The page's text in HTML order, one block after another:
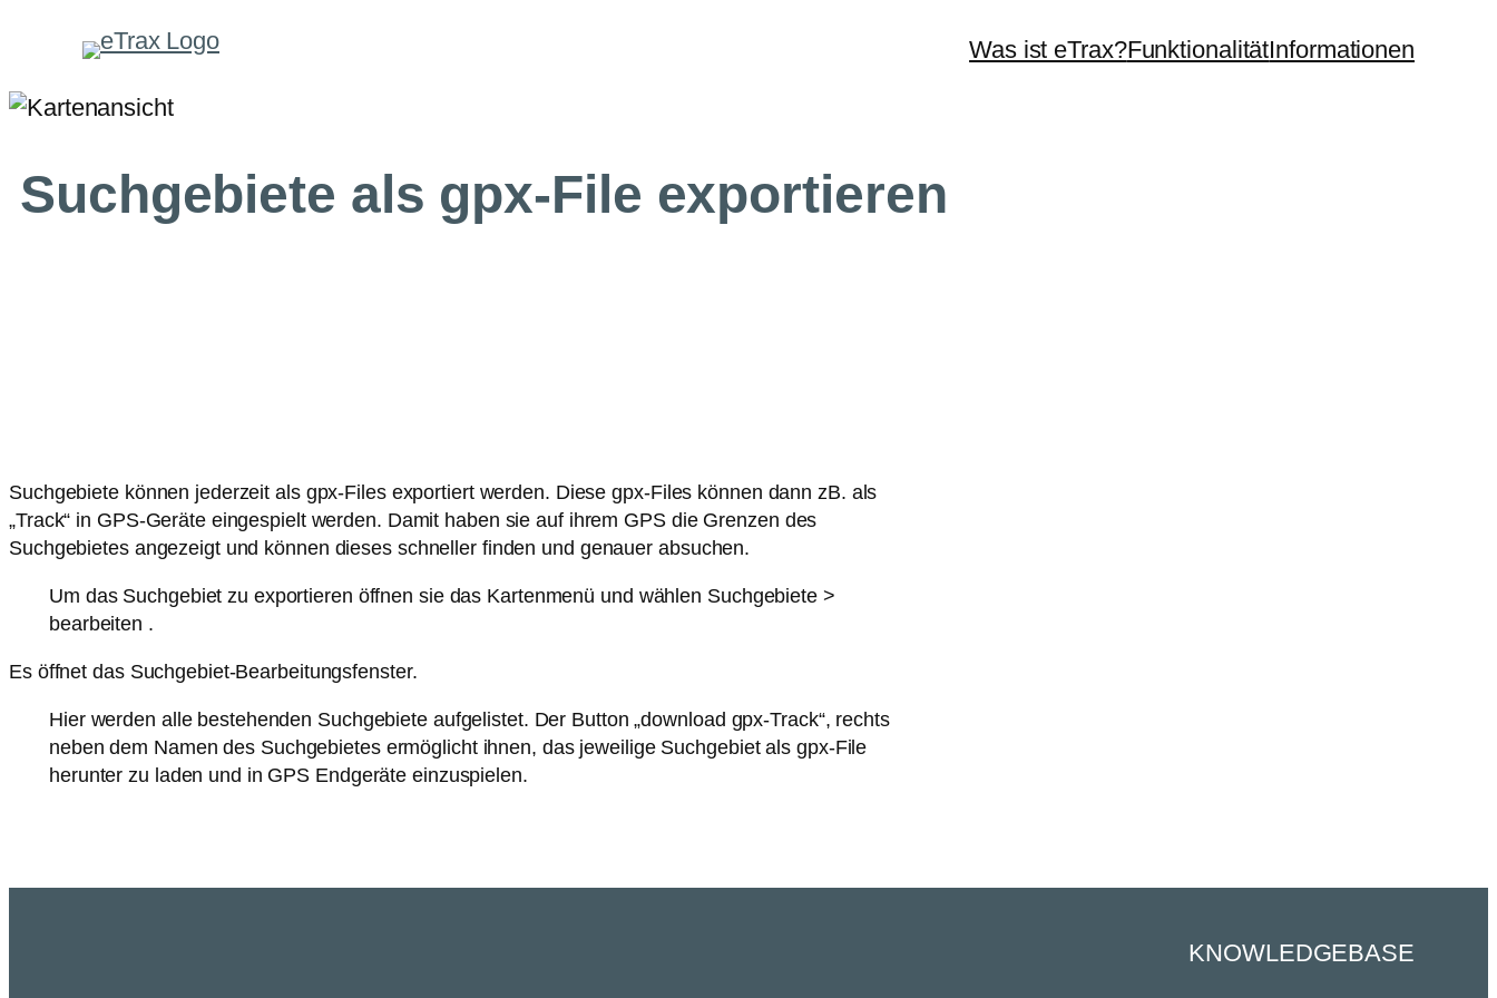
springen
Was ist eTrax?FunktionalitätInformationen
Suchgebiete als gpx-File exportieren
Suchgebiete können jederzeit als gpx-Files exportiert werden. Diese gpx-Files können dann zB. als
„Track“ in GPS-Geräte eingespielt werden. Damit haben sie auf ihrem GPS die Grenzen des
Suchgebietes angezeigt und können dieses schneller finden und genauer absuchen.
Um das Suchgebiet zu exportieren öffnen sie das Kartenmenü und wählen Suchgebiete >
bearbeiten .
Es öffnet das Suchgebiet-Bearbeitungsfenster.
Hier werden alle bestehenden Suchgebiete aufgelistet. Der Button „download gpx-Track“, rechts
neben dem Namen des Suchgebietes ermöglicht ihnen, das jeweilige Suchgebiet als gpx-File
herunter zu laden und in GPS Endgeräte einzuspielen.
KNOWLEDGEBASE